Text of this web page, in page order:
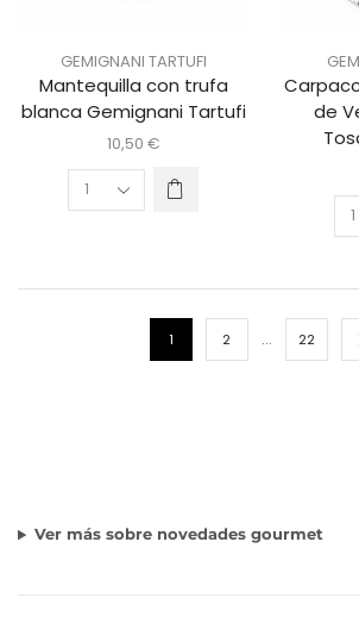
GEMIGNANI TARTUFI
Mantequilla con trufa
blanca Gemignani Tartufi
10,50 €
de
1 2 … 22
Ver más sobre novedades gourmet